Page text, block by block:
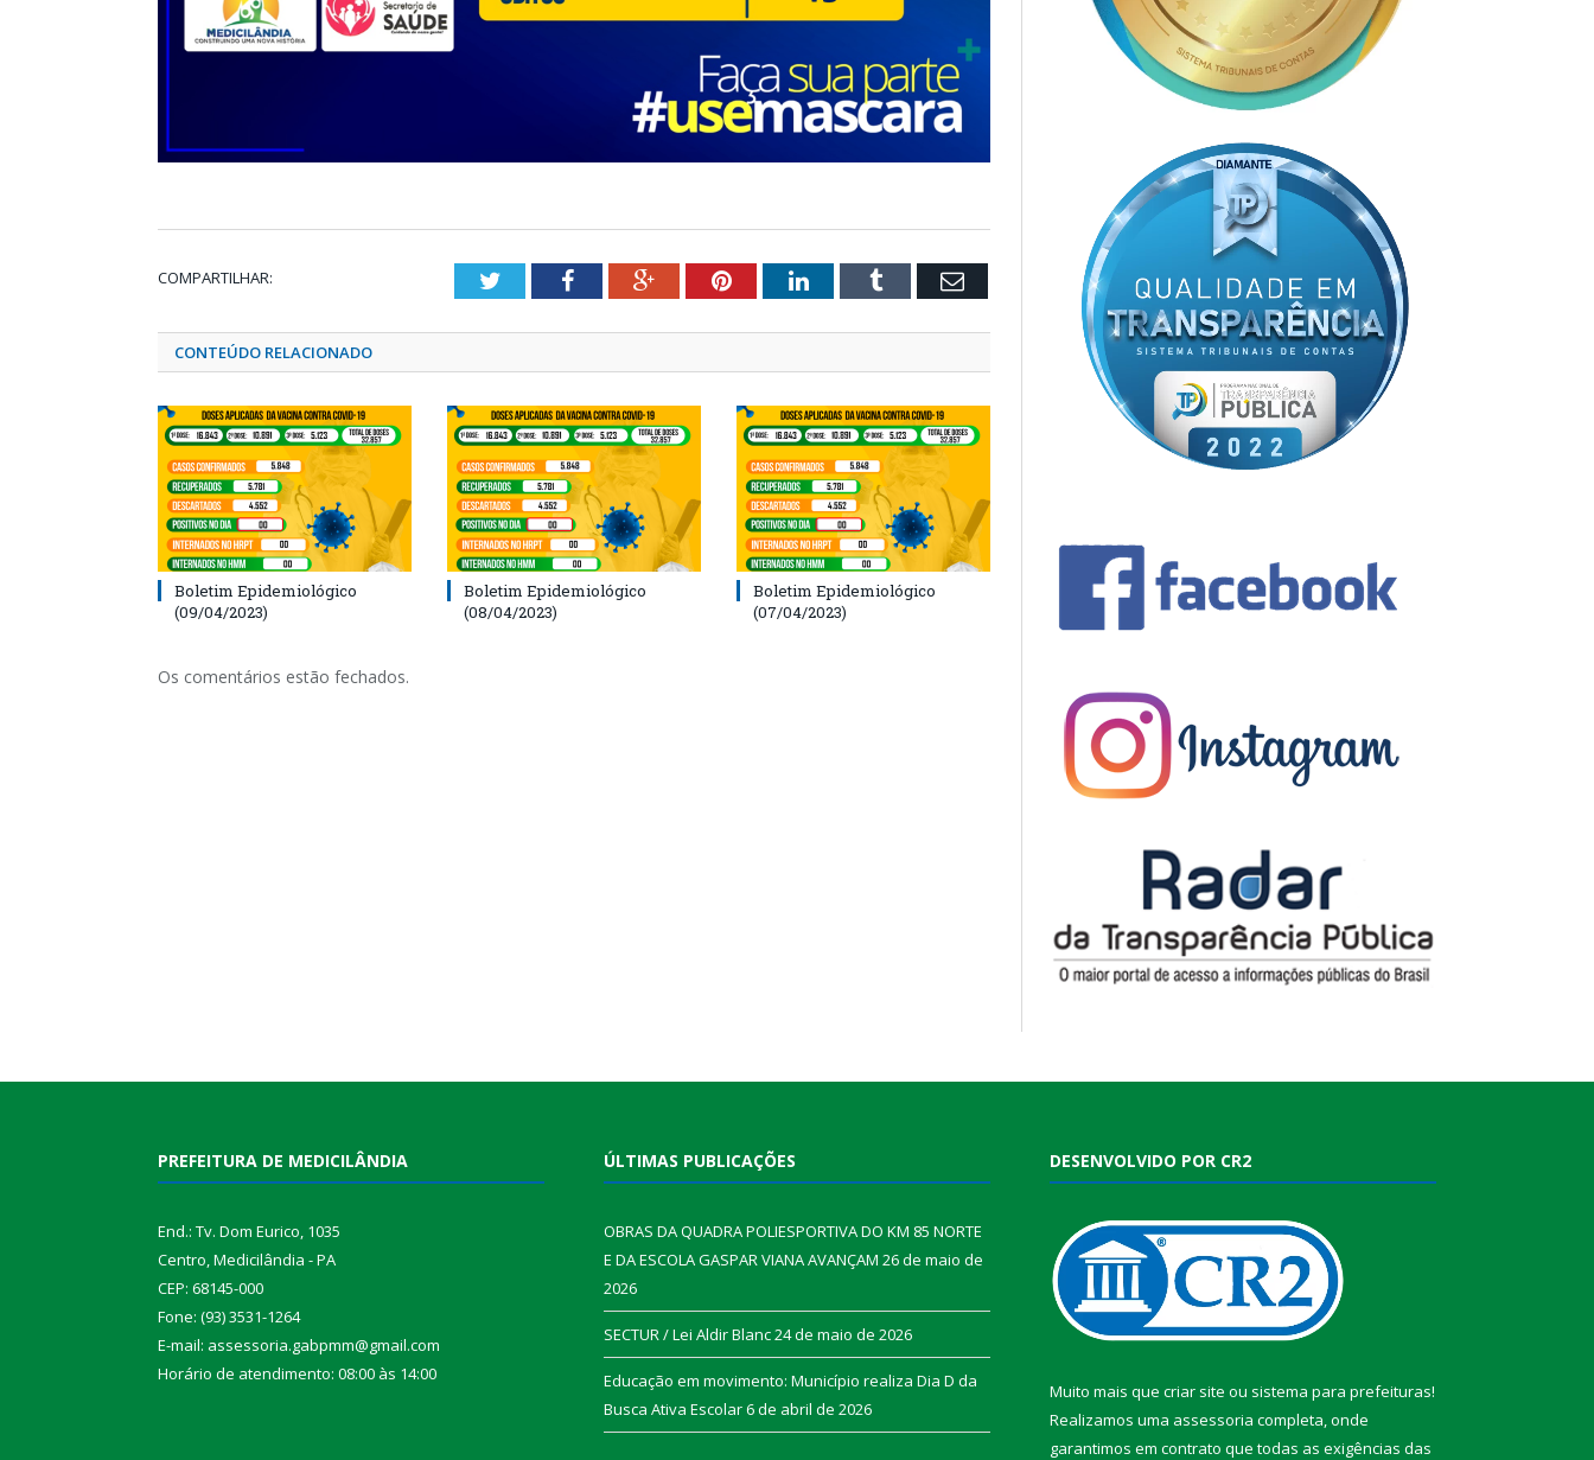
COMPARTILHAR: TwitterFacebookGoogle+PinterestLinkedInTumblr Email
CONTEÚDO RELACIONADO
Boletim Epidemiológico
(09/04/2023)
Boletim Epidemiológico
(08/04/2023)
Boletim Epidemiológico
(07/04/2023)
Os comentários estão fechados.
PREFEITURA DE MEDICILÂNDIA
End.: Tv. Dom Eurico, 1035
Centro, Medicilândia - PA
CEP: 68145-000
Fone: (93) 3531-1264
E-mail: assessoria.gabpmm@gmail.com
Horário de atendimento: 08:00 às 14:00
ÚLTIMAS PUBLICAÇÕES
OBRAS DA QUADRA POLIESPORTIVA DO KM 85 NORTE
E DA ESCOLA GASPAR VIANA AVANÇAM 26 de maio de
2026
SECTUR / Lei Aldir Blanc24 de maio de 2026
Educação em movimento: Município realiza Dia D da
Busca Ativa Escolar6 de abril de 2026
DESENVOLVIDO POR CR2
Muito mais que criar site ou sistema para prefeituras!
Realizamos uma assessoria completa, onde
garantimos em contrato que todas as exigências das